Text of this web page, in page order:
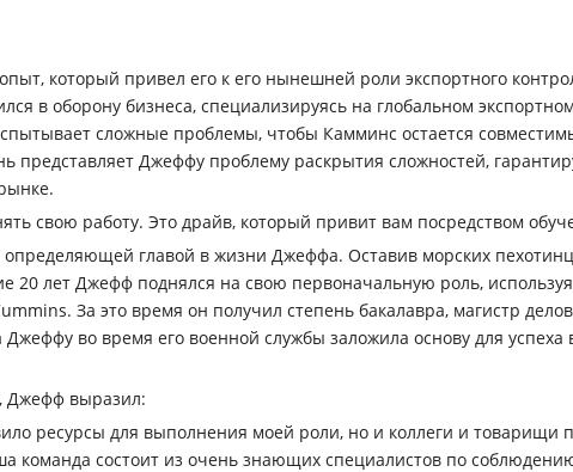
который привел его к его нынешней роли экспортного
в оборону бизнеса, специализируясь на глобальном
сложные проблемы, чтобы Камминс остается
Джеффу проблему раскрытия сложностей,
свою работу. Это драйв, который привит вам посредством
главой в жизни Джеффа. Оставив морских
20 лет Джефф поднялся на свою первоначальную роль,
За это время он получил степень бакалавра, магистр
во время его военной службы заложила основу для успеха
Джефф выразил:
ресурсы для выполнения моей роли, но и коллеги и
команда состоит из очень знающих специалистов по